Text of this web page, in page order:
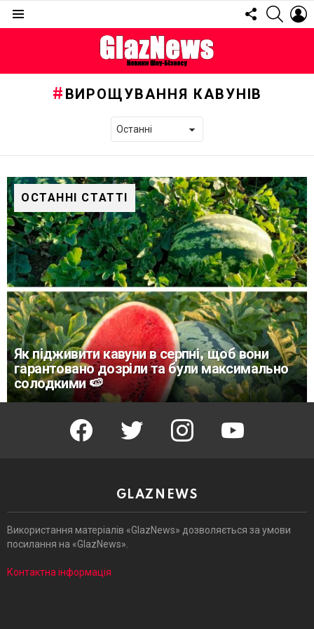
FOLLOW
US
ВИРОЩУВАННЯ КАВУНІВ
ОСТАННІ СТАТТІ
Як підживити кавуни в серпні, щоб вони
гарантовано дозріли та були максимально
солодкими 🍉
facebook twitter instagram youtube
GLAZNEWS
Використання матеріалів «GlazNews» дозволяється за умови
посилання на «GlazNews».
Контактна інформація